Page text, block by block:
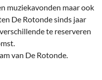
muziekavonden maar ook
De Rotonde sinds jaar
te reserveren
van De Rotonde.